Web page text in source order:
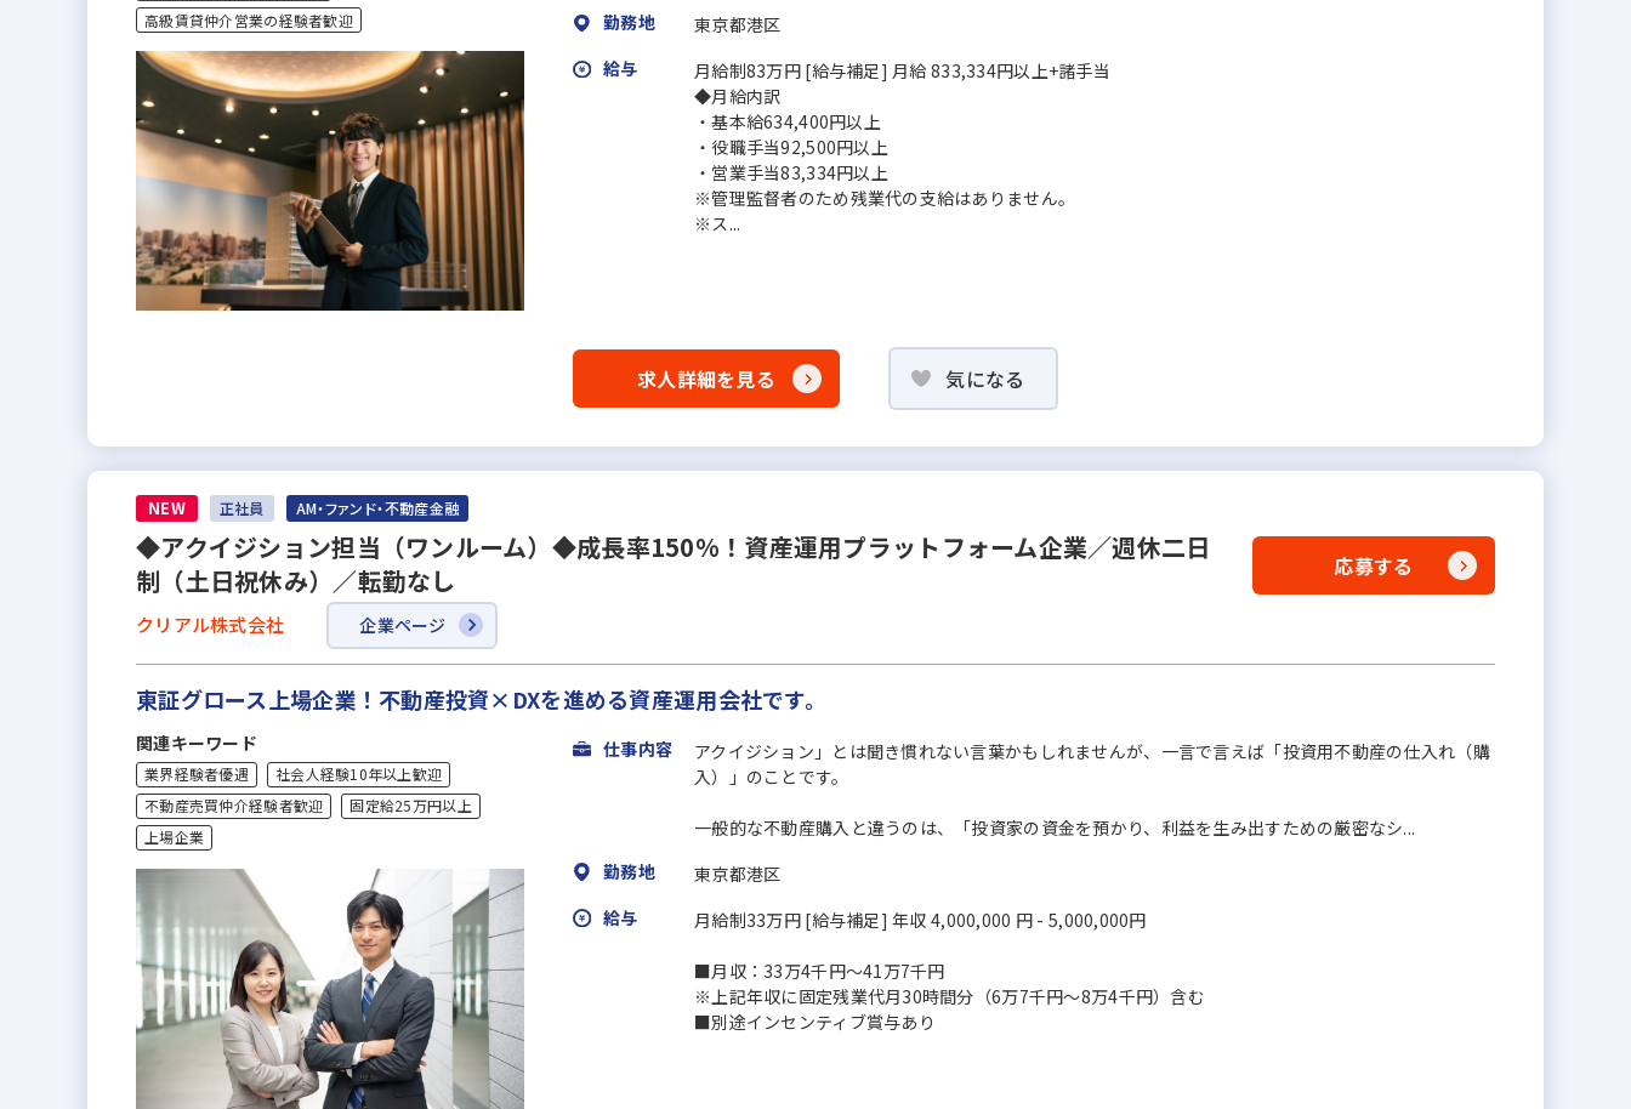
高級賃貸仲介営業の経験者歓迎
勤務地
東京都港区
給与
月給制83万円 [給与補足] 月給 833,334円以上+諸手当
◆月給内訳
・基本給634,400円以上
・役職手当92,500円以上
・営業手当83,334円以上
※管理監督者のため残業代の支給はありません。
※ス...
求人詳細を見る 気になる
NEW 正社員 AM・ファンド・不動産金融
◆アクイジション担当（ワンルーム）◆成長率150%！資産運用プラットフォーム企業／週休二日
制（土日祝休み）／転勤なし
応募する
クリアル株式会社 企業ページ
東証グロース上場企業！不動産投資×DXを進める資産運用会社です。
関連キーワード
業界経験者優遇
社会人経験10年以上歓迎
不動産売買仲介経験者歓迎
固定給25万円以上
上場企業
仕事内容
アクイジション」とは聞き慣れない言葉かもしれませんが、一言で言えば「投資用不動産の仕入れ（購
入）」のことです。
一般的な不動産購入と違うのは、「投資家の資金を預かり、利益を生み出すための厳密なシ...
勤務地
東京都港区
給与
月給制33万円 [給与補足] 年収 4,000,000 円 - 5,000,000円
■月収：33万4千円〜41万7千円
※上記年収に固定残業代月30時間分（6万7千円～8万4千円）含む
■別途インセンティブ賞与あり